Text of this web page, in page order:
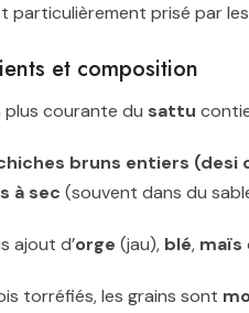
particulièrement prisé par
et composition
plus courante du sattu
bruns entiers (desi
à sec (souvent dans du
ajout d’orge (jau), blé, maïs
torréfiés, les grains sont